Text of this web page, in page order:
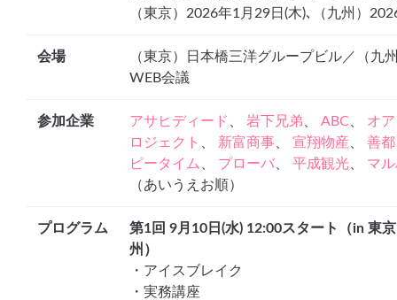
（東京）2026年1月29日(木)､（九州）
会場
（東京）日本橋三洋グループビル／（九
WEB会議
参加企業 アサヒディード 岩下兄弟 ABC
オ
ロジェクト
新富商事 宣翔物産 善都
ピータイム
プローバ 平成観光
マ
（あいうえお順）
プログラム
第1回 9月10日(水) 12:00スタート（in 東
州）
・アイスブレイク
・実務講座